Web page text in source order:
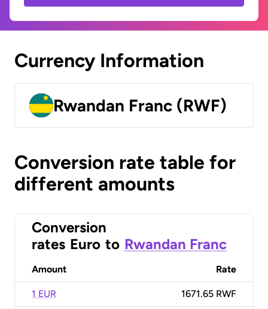
Currency Information
Rwandan Franc (RWF)
Conversion rate table for
different amounts
Conversion
rates Euro to Rwandan Franc
Amount Rate
1 EUR 1671.65 RWF